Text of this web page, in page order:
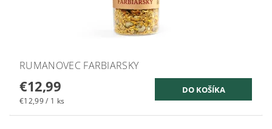
RUMANOVEC FARBIARSKY
€12,99
€12,99 / 1 ks